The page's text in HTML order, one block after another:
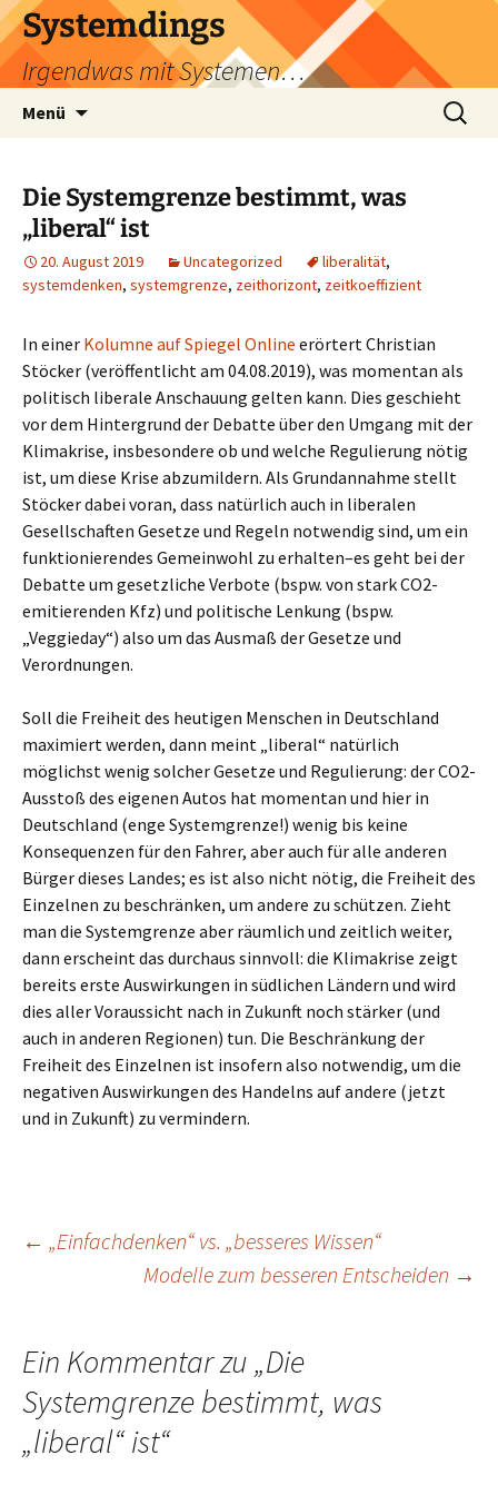
Zum
Inhalt
springen
Systemdings
Irgendwas mit Systemen…
Menü
Suchen
nach:
Die Systemgrenze bestimmt, was
„liberal“ ist
20. August 2019 Uncategorized liberalität,
systemdenken, systemgrenze, zeithorizont, zeitkoeffizient
In einer Kolumne auf Spiegel Online erörtert Christian
Stöcker (veröffentlicht am 04.08.2019), was momentan als
politisch liberale Anschauung gelten kann. Dies geschieht
vor dem Hintergrund der Debatte über den Umgang mit der
Klimakrise, insbesondere ob und welche Regulierung nötig
ist, um diese Krise abzumildern. Als Grundannahme stellt
Stöcker dabei voran, dass natürlich auch in liberalen
Gesellschaften Gesetze und Regeln notwendig sind, um ein
funktionierendes Gemeinwohl zu erhalten–es geht bei der
Debatte um gesetzliche Verbote (bspw. von stark CO2-
emitierenden Kfz) und politische Lenkung (bspw.
„Veggieday“) also um das Ausmaß der Gesetze und
Verordnungen.
Soll die Freiheit des heutigen Menschen in Deutschland
maximiert werden, dann meint „liberal“ natürlich
möglichst wenig solcher Gesetze und Regulierung: der CO2-
Ausstoß des eigenen Autos hat momentan und hier in
Deutschland (enge Systemgrenze!) wenig bis keine
Konsequenzen für den Fahrer, aber auch für alle anderen
Bürger dieses Landes; es ist also nicht nötig, die Freiheit des
Einzelnen zu beschränken, um andere zu schützen. Zieht
man die Systemgrenze aber räumlich und zeitlich weiter,
dann erscheint das durchaus sinnvoll: die Klimakrise zeigt
bereits erste Auswirkungen in südlichen Ländern und wird
dies aller Voraussicht nach in Zukunft noch stärker (und
auch in anderen Regionen) tun. Die Beschränkung der
Freiheit des Einzelnen ist insofern also notwendig, um die
negativen Auswirkungen des Handelns auf andere (jetzt
und in Zukunft) zu vermindern.
Beitragsnavigation
← „Einfachdenken“ vs. „besseres Wissen“
Modelle zum besseren Entscheiden →
Ein Kommentar zu „Die
Systemgrenze bestimmt, was
„liberal“ ist“